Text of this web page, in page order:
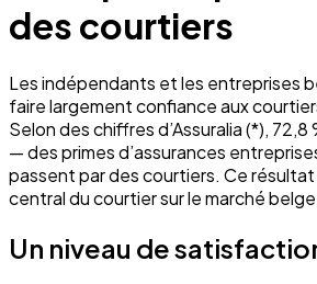
des courtiers
Les indépendants et les entreprises
faire largement confiance aux
Selon des chiffres d’Assuralia (*),
— des primes d’assurances
passent par des courtiers. Ce
central du courtier sur le marché belge
Un niveau de